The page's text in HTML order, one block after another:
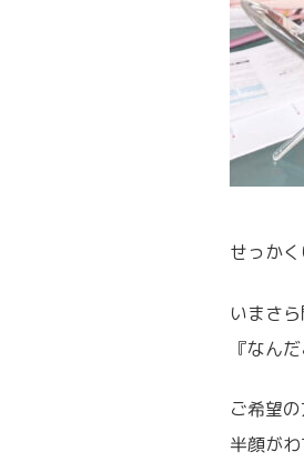
せっか
いまさ
『なん
ご希望の
半顔が